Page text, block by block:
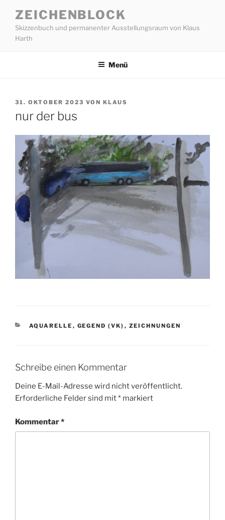
Inhalt
springen
ZEICHENBLOCK
Skizzenbuch und permanenter Ausstellungsraum von Klaus
Harth
Menü
VERÖFFENTLICHT
31. OKTOBER 2023 VON KLAUS
nur der bus
KATEGORIEN
AQUARELLE , GEGEND (VK) , ZEICHNUNGEN
Schreibe einen Kommentar
Deine E-Mail-Adresse wird nicht veröffentlicht.
Erforderliche Felder sind mit* markiert
Kommentar*